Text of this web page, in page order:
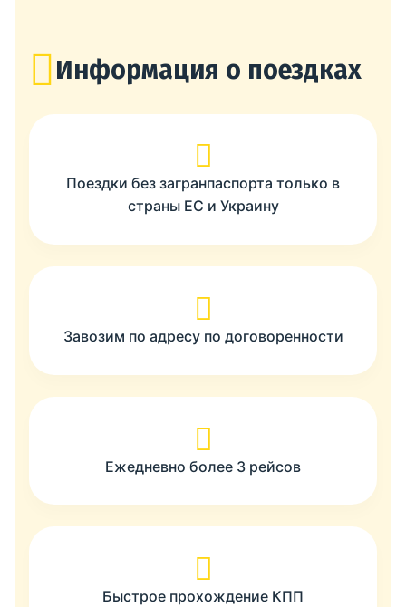
Информация о поездках
Поездки без загранпаспорта только в
страны ЕС и Украину
Завозим по адресу по договоренности
Ежедневно более 3 рейсов
Быстрое прохождение КПП